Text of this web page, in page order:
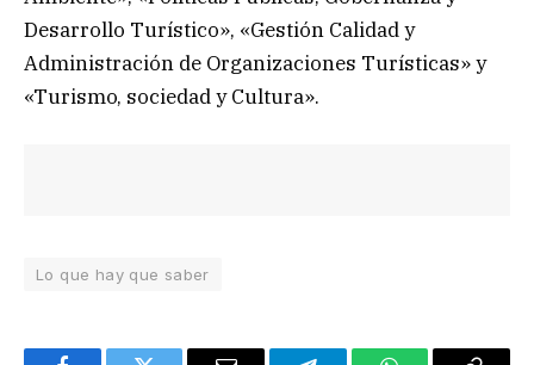
Desarrollo Turístico», «Gestión Calidad y
Administración de Organizaciones Turísticas» y
«Turismo, sociedad y Cultura».
Lo que hay que saber